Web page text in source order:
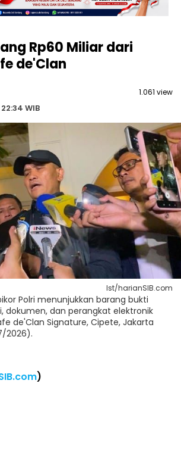
Rp60 Miliar dari
de'Clan
WIB
1.061 view
Ist/harianSIB.com
Polri menunjukkan barang bukti
dokumen, dan perangkat elektronik
de'Clan Signature, Cipete, Jakarta
2026).
)